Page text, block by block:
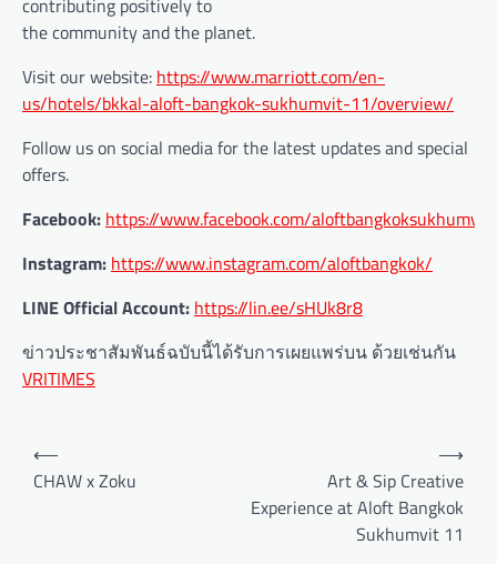
contributing positively to
the community and the planet.
Visit our website: https://www.marriott.com/en-
us/hotels/bkkal-aloft-bangkok-sukhumvit-11/overview/
Follow us on social media for the latest updates and special
offers.
Facebook: https://www.facebook.com/
Instagram: https://www.instagram.com/aloftbangkok/
LINE Official Account: https://lin.ee/sHUk8r8
ข่าวประชาสัมพันธ์ฉบับนี้ได้รับการเผยแพร่บน ด้วยเช่นกัน
VRITIMES
⟵
CHAW x Zoku
​​Art & Sip Creative
Experience at Aloft Bangkok
Sukhumvit 11
⟶